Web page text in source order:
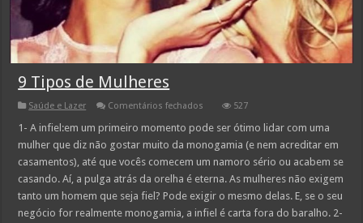
9 Tipos de Mulheres
Saúde e Lazer Comentários fechados
Tipos
Mulheres
527
1- A infiel:em um primeiro momento pode ser ótimo lidar com uma
mulher que diz não gostar muito da monogamia (e nem acreditar em
casamentos), até que vocês comecem um namoro sério ou acabem se
casando. Aí, a pulga atrás da orelha é eterna. As mulheres não exigem
tanto um homem que seja fiel? Pode exigir o mesmo delas. E, se o seu
negócio for realmente monogamia, a infiel é carta fora do baralho. 2-